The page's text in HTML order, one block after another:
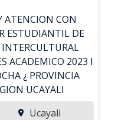
ATENCION CON
ESTUDIANTIL DE
ACADEMICO 2023 I
¿ PROVINCIA
UCAYALI
Ucayali